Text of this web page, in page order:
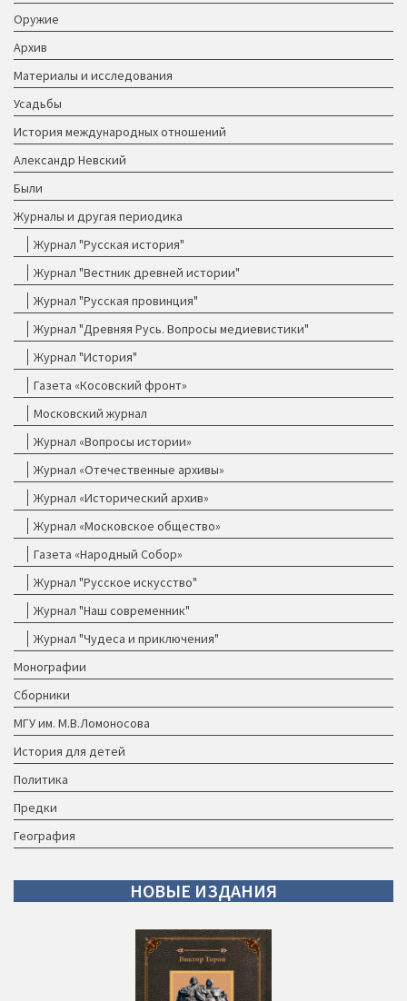
Оружие
Архив
Материалы и исследования
Усадьбы
История международных отношений
Александр Невский
Были
Журналы и другая периодика
Журнал "Русская история"
Журнал "Вестник древней истории"
Журнал "Русская провинция"
Журнал "Древняя Русь. Вопросы медиевистики"
Журнал "История"
Газета «Косовский фронт»
Московский журнал
Журнал «Вопросы истории»
Журнал «Отечественные архивы»
Журнал «Исторический архив»
Журнал «Московское общество»
Газета «Народный Собор»
Журнал "Русское искусство"
Журнал "Наш современник"
Журнал "Чудеса и приключения"
Монографии
Сборники
МГУ им. М.В.Ломоносова
История для детей
Политика
Предки
География
НОВЫЕ ИЗДАНИЯ